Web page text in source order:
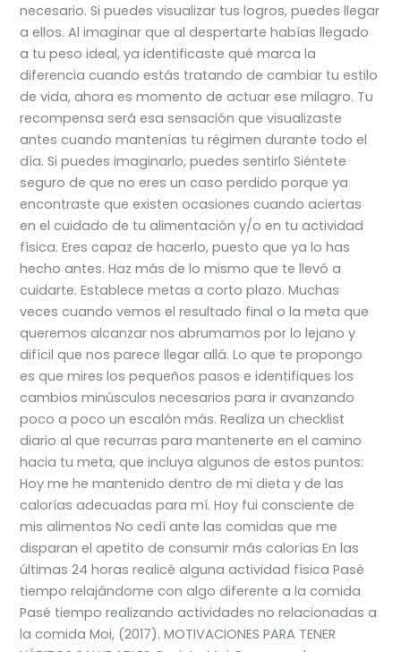
necesario. Si puedes visualizar tus logros, puedes llegar
a ellos. Al imaginar que al despertarte habías llegado
a tu peso ideal, ya identificaste qué marca la
diferencia cuando estás tratando de cambiar tu estilo
de vida, ahora es momento de actuar ese milagro. Tu
recompensa será esa sensación que visualizaste
antes cuando mantenías tu régimen durante todo el
día. Si puedes imaginarlo, puedes sentirlo Siéntete
seguro de que no eres un caso perdido porque ya
encontraste que existen ocasiones cuando aciertas
en el cuidado de tu alimentación y/o en tu actividad
física. Eres capaz de hacerlo, puesto que ya lo has
hecho antes. Haz más de lo mismo que te llevó a
cuidarte. Establece metas a corto plazo. Muchas
veces cuando vemos el resultado final o la meta que
queremos alcanzar nos abrumamos por lo lejano y
difícil que nos parece llegar allá. Lo que te propongo
es que mires los pequeños pasos e identifiques los
cambios minúsculos necesarios para ir avanzando
poco a poco un escalón más. Realiza un checklist
diario al que recurras para mantenerte en el camino
hacia tu meta, que incluya algunos de estos puntos:
Hoy me he mantenido dentro de mi dieta y de las
calorías adecuadas para mí. Hoy fui consciente de
mis alimentos No cedí ante las comidas que me
disparan el apetito de consumir más calorías En las
últimas 24 horas realicé alguna actividad física Pasé
tiempo relajándome con algo diferente a la comida
Pasé tiempo realizando actividades no relacionadas a
la comida Moi, (2017). MOTIVACIONES PARA TENER